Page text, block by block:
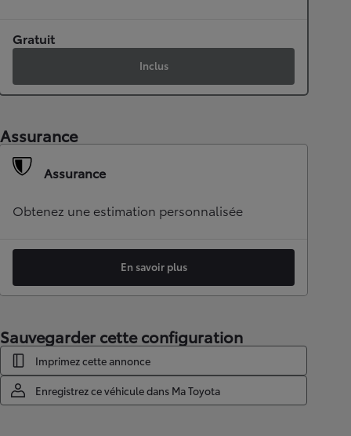
Gratuit
Inclus
Assurance
Assurance
Obtenez une estimation personnalisée
En savoir plus
Sauvegarder cette configuration
Imprimez cette annonce
Enregistrez ce véhicule dans Ma Toyota